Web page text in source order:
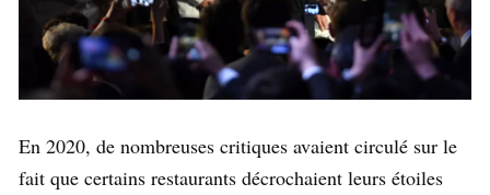
En 2020, de nombreuses critiques avaient circulé sur le
fait que certains restaurants décrochaient leurs étoiles